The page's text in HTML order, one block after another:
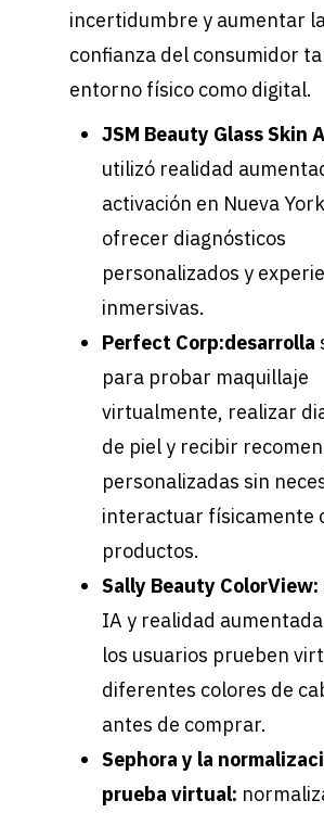
incertidumbre y aumentar
confianza del consumidor
entorno físico como digital.
JSM Beauty Glass Skin
utilizó realidad
activación en Nueva
ofrecer diagnósticos
personalizados y
inmersivas.
Perfect Corp:desarrolla
para probar maquillaje
virtualmente, realizar
de piel y recibir
personalizadas sin
interactuar físicamente
productos.
Sally Beauty ColorView:
IA y realidad
los usuarios prueben
diferentes colores de
antes de comprar.
Sephora y la
prueba virtual: